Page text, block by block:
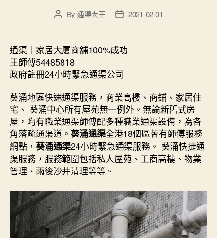
PostBy 通渠大王
Post2021-02-01
通渠｜家居大厦商舖100%成功
王師傅54485818
政府註冊24小時緊急通渠公司
葵涌地區快速通渠服務，商業高樓、商鋪、家居住
宅、 葵涌中心所有屋苑無一例外。無論新舊式房
屋，均有職業通渠師傅配多種職業通渠設備，為各
角落疏通渠道。 葵涌通渠全港18個區皆有師傅服務
網點， 葵涌通渠24小時緊急通渠服務。 葵涌快捷通
渠服務，服務範圍包括私人屋苑、工商高樓、物業
管理、雨後沙井清理等等。